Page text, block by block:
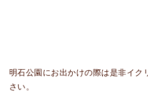
明石公園にお出かけの際は是非イク
さい。